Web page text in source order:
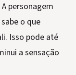
personagem
o que
Isso pode até
a sensação